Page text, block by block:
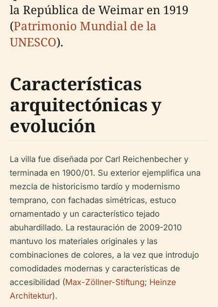
la República de Weimar en 1919
(Patrimonio Mundial de la
UNESCO).
Características
arquitectónicas y
evolución
La villa fue diseñada por Carl Reichenbecher y
terminada en 1900/01. Su exterior ejemplifica una
mezcla de historicismo tardío y modernismo
temprano, con fachadas simétricas, estuco
ornamentado y un característico tejado
abuhardillado. La restauración de 2009-2010
mantuvo los materiales originales y las
combinaciones de colores, a la vez que introdujo
comodidades modernas y características de
accesibilidad (Max-Zöllner-Stiftung; Heinze
Architektur).